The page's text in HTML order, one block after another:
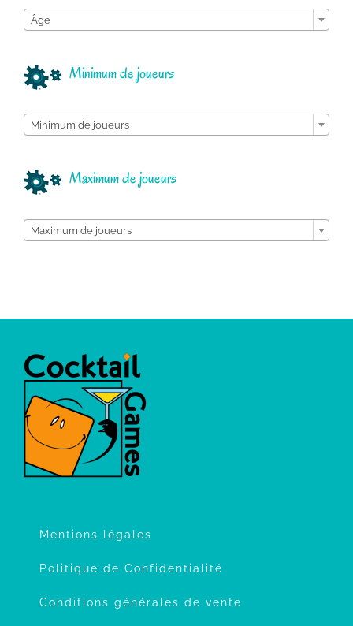
Âge
Minimum de joueurs
Minimum de joueurs
Maximum de joueurs
Maximum de joueurs
Mentions légales
Politique de Confidentialité
Conditions générales de vente